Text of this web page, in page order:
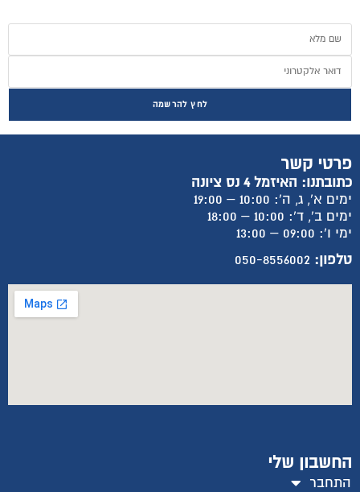
לחץ להרשמה
פרטי קשר
כתובתנו: האיזמל 4 נס ציונה
ימים א', ג, ה': 10:00 – 19:00
ימים ב', ד': 10:00 – 18:00
ימי ו': 09:00 – 13:00
טלפון: 050-8556002
החשבון שלי
התחבר